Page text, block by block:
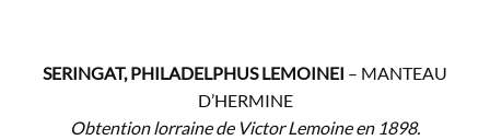
SERINGAT, PHILADELPHUS LEMOINEI – MANTEAU
D’HERMINE
Obtention lorraine de Victor Lemoine en 1898.